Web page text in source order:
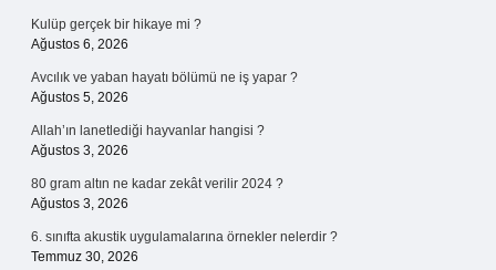
Kulüp gerçek bir hikaye mi ?
Ağustos 6, 2026
Avcılık ve yaban hayatı bölümü ne iş yapar ?
Ağustos 5, 2026
Allah’ın lanetlediği hayvanlar hangisi ?
Ağustos 3, 2026
80 gram altın ne kadar zekât verilir 2024 ?
Ağustos 3, 2026
6. sınıfta akustik uygulamalarına örnekler nelerdir ?
Temmuz 30, 2026